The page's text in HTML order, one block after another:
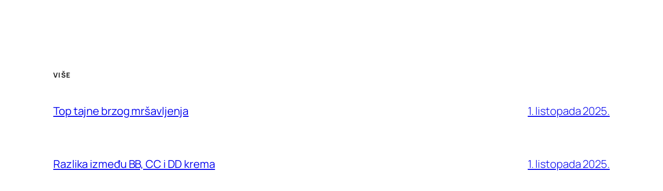
VIŠE
Top tajne brzog mršavljenja 1. listopada 2025.
Razlika između BB, CC i DD krema 1. listopada 2025.